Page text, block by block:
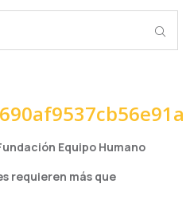
Equipo Humano
requieren más que